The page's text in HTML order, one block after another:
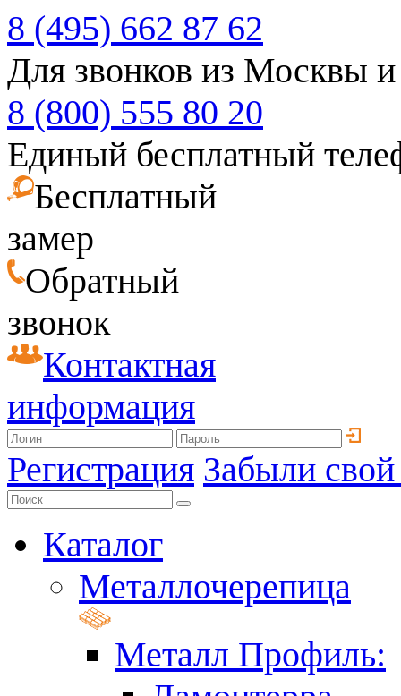
8 (495) 662 87 62
Для звонков из Москвы
8 (800) 555 80 20
Единый бесплатный
Бесплатный
замер
Обратный
звонок
Контактная
информация
Регистрация Забыли
Каталог
Металлочерепица
Металл Профиль: